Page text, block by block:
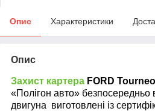
Опис Характеристики
Опис
Захист картера FORD
«Полігон авто» безпосередньо
двигуна виготовлені із